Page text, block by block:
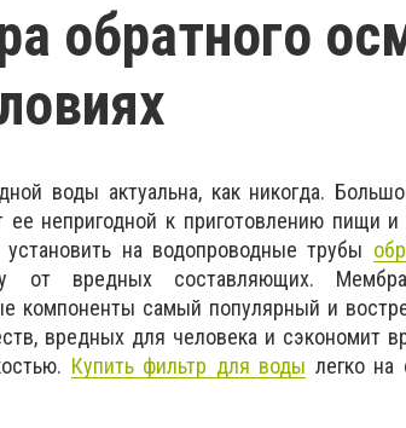
обратного
воды актуальна, как никогда.
непригодной к приготовлению пищи
на водопроводные трубы
от вредных составляющих.
компоненты самый популярный и
вредных для человека и сэкономит
Купить фильтр для воды легко на